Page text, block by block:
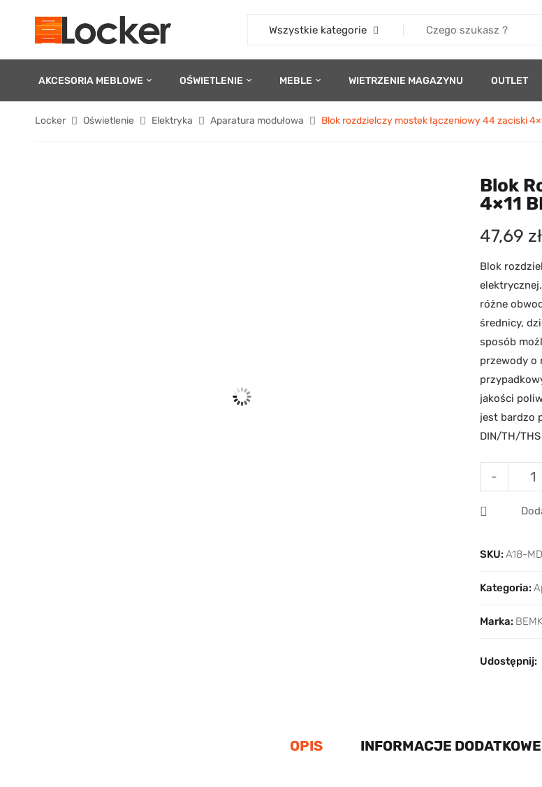
Wszystkie kategorie
AKCESORIA MEBLOWE OŚWIETLENIE MEBLE WIETRZENIE MAGAZYNU OUTLET
Locker Oświetlenie Elektryka Aparatura modułowa Blok rozdzielczy mostek łączeniowy 44 zaciski
Blok
4×11
47,69 zł
Blok
różne
średnicy,
sposób
przewody o
jakości
jest bardzo
DIN/TH/
-
SKU:A18-
Kategoria:
Marka:
Udostępnij:
OPIS INFORMACJE DODATKOWE